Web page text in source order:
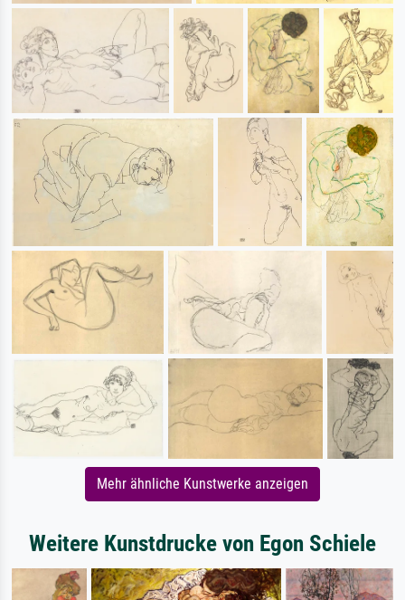
Mehr ähnliche Kunstwerke anzeigen
Weitere Kunstdrucke von Egon Schiele